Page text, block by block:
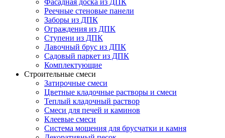
Фасадная доска из ДПК
Реечные стеновые панели
Заборы из ДПК
Ограждения из ДПК
Ступени из ДПК
Лавочный брус из ДПК
Садовый паркет из ДПК
Комплектующие
Строительные смеси
Затирочные смеси
Цветные кладочные растворы и смеси
Теплый кладочный раствор
Смеси для печей и каминов
Клеевые смеси
Система мощения для брусчатки и камня